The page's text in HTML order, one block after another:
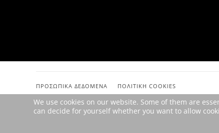
ΠΡΟΣΩΠΙΚΆ ΔΕΔΟΜΈΝΑ ΠΟΛΙΤΙΚΉ COOKIES
We use cookies on our website. Some of them are
can decide for yourself whether you want to allow